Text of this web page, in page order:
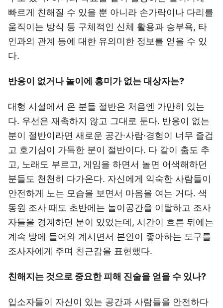
빠르게 친해질 수 있을 뿐 아니라 손가락이나 다리를
움직이는 방식 등 구체적인 신체 활용과 승부욕, 타
인과의 관계 등에 대한 유의미한 정보를 얻을 수 있
다.
반응이 없거나 놀이에 흥미가 없는 대상자는?
대형 시설에서 온 분들 절반은 처음엔 가만히 있는
다. 우선은 재촉하지 않고 그대로 둔다. 반응이 없는
분이 절반이라면 새로운 공간·사람·경험이 너무 즐겁
고 호기심이 가득한 분이 절반이다. 다 같이 춤도 추
고, 노래도 부르고, 게임을 하면서 놀면 어색해하던
분들도 천천히 다가온다. 자신에게 익숙한 사람들이
안전하게 노는 모습을 보면서 마음을 여는 거다. 색
동원 조사 때도 초반에는 놀이공간을 이탈하고 조사
자들을 경계하던 분이 있었는데, 시간이 흐른 뒤에는
계속 방에 들어와 계시면서 본인이 좋아하는 도구를
조사자에게 주며 친근감을 표현했다.
친해지는 것으로 중요한 피해 진술을 얻을 수 있나?
입소자들이 자신이 있는 공간과 사람들을 안전하다